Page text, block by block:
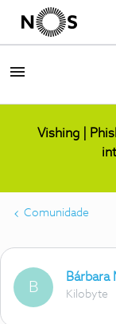
Vishing |
Comunidade
B
Bárbara
Kilobyte